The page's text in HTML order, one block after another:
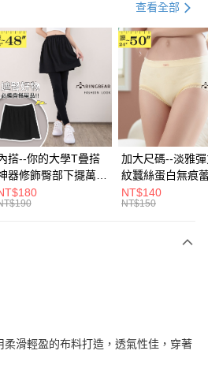
大哥大用戶可立即使用無須另外申請。
期的期數、繳款截止日，確認付款後即完
用金額請依後續交易確認頁面所載為準。
確認交易或遇審核未通過，訂單將自動取
之後才付款」的支付方式。 讓您購物簡單
綁卡、不需儲值。
查看全部
搭--你的大學T疊搭
器修飾臀部下擺萬用
搭裙/遮臀裙(黑2L-
Q155眼圈熊中大
加大尺碼--淡雅
紋蠶絲蛋白無痕
角內褲(白.粉.藍.
3L)-L28眼圈熊中
NT$140
NT$150
柔滑輕盈的布料打造，透氣性佳，穿著